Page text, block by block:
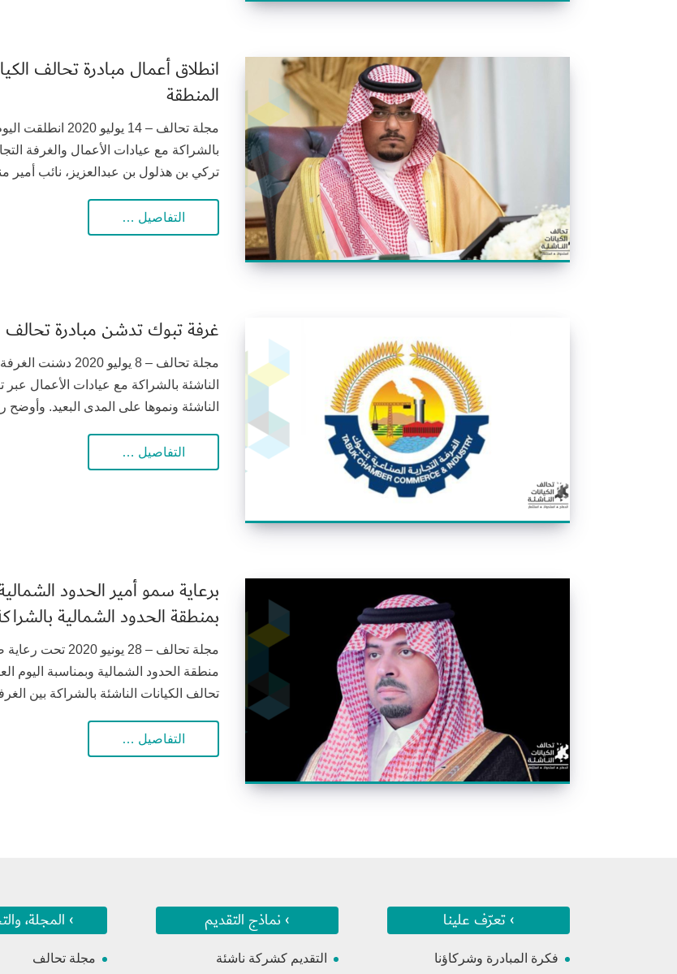
انطلاق أعمال مبادرة تحالف
المنطقة
مجلة تحالف – 14
بالشراكة مع عيادات الأعمال والغرفة
تركي بن هذلول بن عبدالعزيز، نائب
التفاصيل …
غرفة تبوك تدشن مبادرة تحالف
مجلة تحالف – 8
الناشئة بالشراكة مع عيادات الأعمال
الناشئة ونموها على المدى البعيد.
التفاصيل …
برعاية سمو أمير الحدود
بمنطقة الحدود الشمالية
مجلة تحالف – 28
منطقة الحدود الشمالية وبمناسبة اليوم
تحالف الكيانات الناشئة بالشراكة بين
التفاصيل …
› تعرّف علينا
فكرة المبادرة وشركاؤنا
› نماذج التقديم
التقديم كشركة ناشئة
› المجلة،
مجلة تحالف